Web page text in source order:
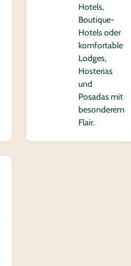
Hotels,
Boutique-
Hotels oder
komfortable
Lodges,
Hosterias
und
Posadas mit
besonderem
Flair.